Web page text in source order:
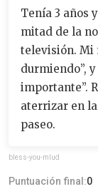
Tenía 3 años
mitad de la
televisión. Mi
durmiendo”,
importante”.
aterrizar en
paseo.
bless-you-mlud
Puntuación final:0